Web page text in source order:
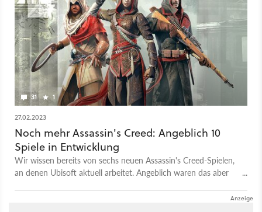
31 1
27.02.2023
Noch mehr Assassin's Creed: Angeblich 10
Spiele in Entwicklung
Wir wissen bereits von sechs neuen Assassin's Creed-Spielen,
an denen Ubisoft aktuell arbeitet. Angeblich waren das aber